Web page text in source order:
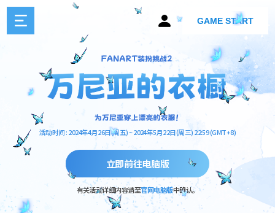
GAME START
活动时间 : 2024年4月26日(周五) ~ 2024年5月22日(周三) 22:59 (GMT+8)
立即前往电脑版
有关活动详细内容请至官网电脑版中确认。